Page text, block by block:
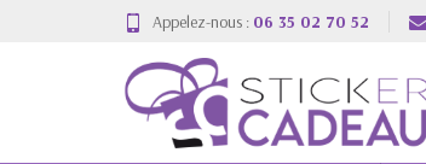
Appelez-nous : 06 35 02 70 52